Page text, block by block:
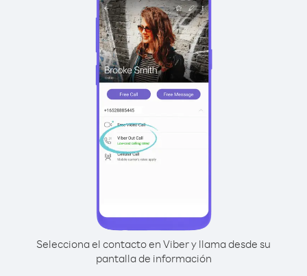
Selecciona el contacto en Viber y llama desde su
pantalla de información